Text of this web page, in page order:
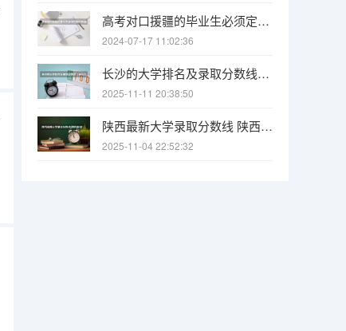
高考对口援疆的毕业生必须定向回新疆工作吗，能不能不会回，不回会怎样？
2024-07-17 11:02:36
长沙的大学排名及录取分数线（长沙大学招生分数线）
2025-11-11 20:38:50
陕西最新大学录取分数线 陕西省2025年各院校最低高考录取分数线
2025-11-04 22:52:32